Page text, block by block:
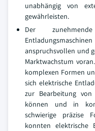
unabhängig von
gewährleisten.
Der
anspruchsvollen und
Marktwachstum
komplexen Formen
sich elektrische
zur Bearbeitung
können und in
schwierige präzise
konnten elektrische